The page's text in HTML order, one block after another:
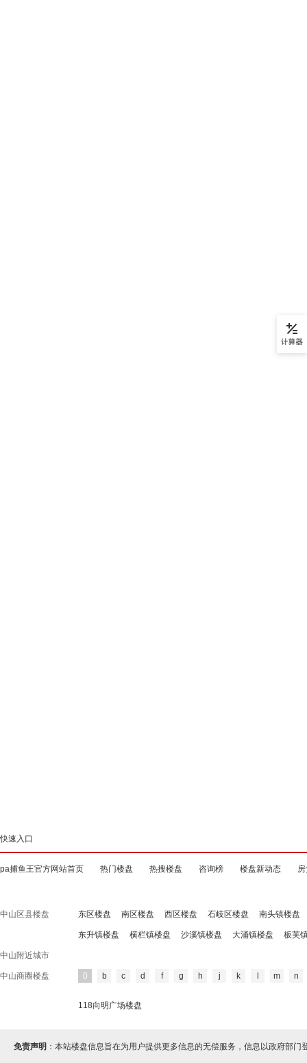
快速入口
pa捕鱼王官方网站首页 热门楼盘 热搜楼盘 咨询榜 楼盘新动态
中山区县楼盘 东区楼盘 南区楼盘 西区楼盘 石岐区楼盘 南头镇楼盘
东升镇楼盘 横栏镇楼盘 沙溪镇楼盘 大涌镇楼盘 板芙
中山附近城市
中山商圈楼盘 0 b c d f g h j k m n
118向明广场楼盘
免责声明 ：本站楼盘信息旨在为用户提供更多信息的无偿服务，信息以政府部门